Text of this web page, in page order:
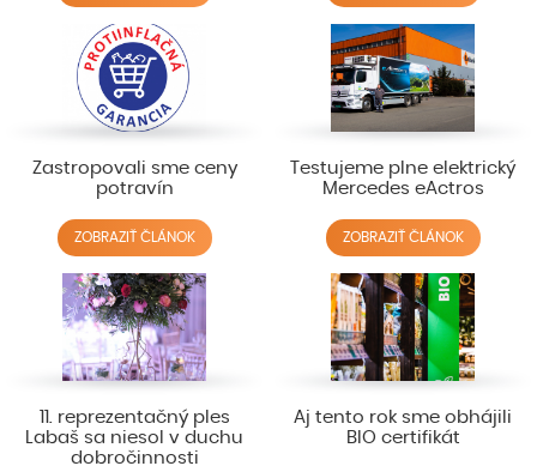
Zastropovali sme ceny
potravín
ZOBRAZIŤ ČLÁNOK
Testujeme plne elektrický
Mercedes eActros
ZOBRAZIŤ ČLÁNOK
11. reprezentačný ples
Labaš sa niesol v duchu
dobročinnosti
Aj tento rok sme obhájili
BIO certifikát